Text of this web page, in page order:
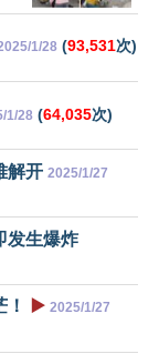
1/28 (93,531次)
1/28 (64,035次)
解开 2025/1/27
发生爆炸
▶️ 2025/1/27